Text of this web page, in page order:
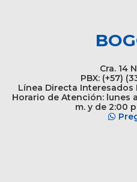
Cra. 14
PBX: (+57)
Línea Directa Interesados
Horario de Atención: lunes
m. y de 2:00